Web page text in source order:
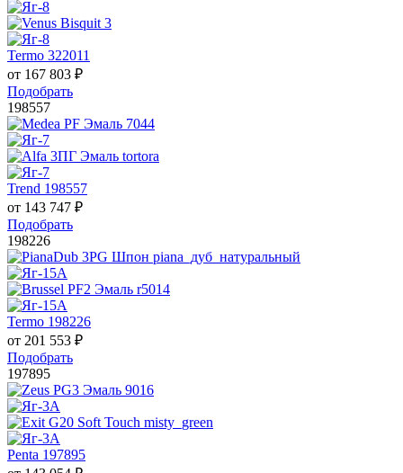
Termo 322011
от 167 803 ₽
Подобрать
198557
Trend 198557
от 143 747 ₽
Подобрать
198226
Termo 198226
от 201 553 ₽
Подобрать
197895
Penta 197895